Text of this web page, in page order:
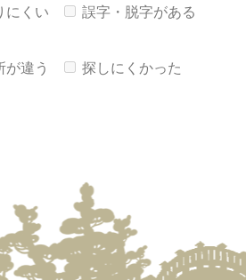
にくい 誤字・脱字がある
が違う 探しにくかった